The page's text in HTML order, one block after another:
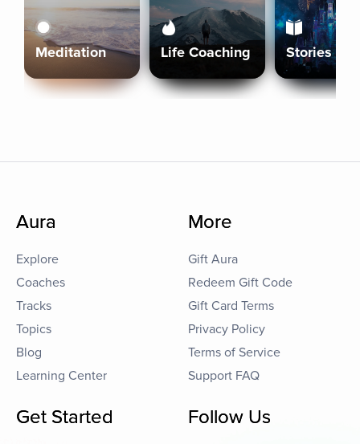
Meditation Life Coaching Stories
Aura
Explore
Coaches
Tracks
Topics
Blog
Learning Center
More
Gift Aura
Redeem Gift Code
Gift Card Terms
Privacy Policy
Terms of Service
Support FAQ
Get Started Follow Us